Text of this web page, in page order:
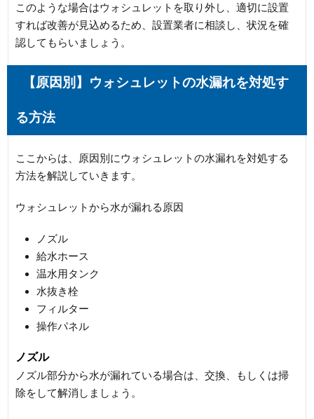
このような場合はウォシュレットを取り外し、適切に設置
すれば改善が見込めるため、設置業者に相談し、状況を確
認してもらいましょう。
【原因別】ウォシュレットの水漏れを対処す
る方法
ここからは、原因別にウォシュレットの水漏れを対処する
方法を解説していきます。
ウォシュレットから水が漏れる原因
ノズル
給水ホース
温水用タンク
水抜き栓
フィルター
操作パネル
ノズル
ノズル部分から水が漏れている場合は、交換、もしくは掃
除をして解消しましょう。